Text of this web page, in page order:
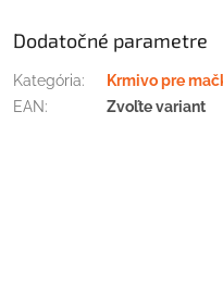
Dodatočné parametre
Kategória:
Krmivo pre
EAN: Zvoľte variant